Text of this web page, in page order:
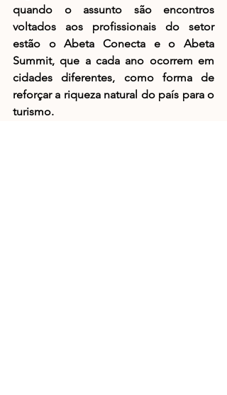
quando o assunto são encontros
voltados aos profissionais do setor
estão o Abeta Conecta e o Abeta
Summit, que a cada ano ocorrem em
cidades diferentes, como forma de
reforçar a riqueza natural do país para o
turismo.